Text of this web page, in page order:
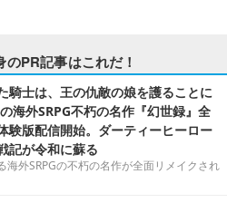
のPR記事はこれだ！
騎士は、王の仇敵の娘を護ることに
海外SRPG不朽の名作『幻世録』全
験版配信開始。ダーティーヒーロー
記が令和に蘇る
海外SRPGの不朽の名作が全面リメイクされ